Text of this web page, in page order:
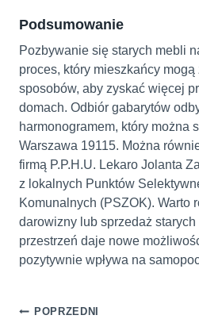
Podsumowanie
Pozbywanie się starych mebli
proces, który mieszkańcy
sposobów, aby zyskać więcej
domach. Odbiór gabarytów
harmonogramem, który można
Warszawa 19115. Można
firmą P.P.H.U. Lekaro Jolanta
z lokalnych Punktów
Komunalnych (PSZOK). Warto
darowizny lub sprzedaż
przestrzeń daje nowe
pozytywnie wpływa na
Nawigacja
POPRZEDNI